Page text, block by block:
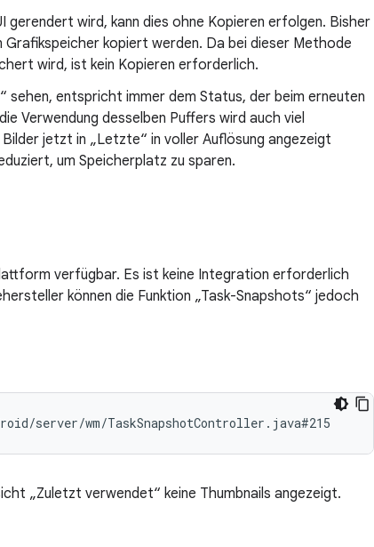
gerendert wird, kann dies ohne Kopieren erfolgen. Bisher
Grafikspeicher kopiert werden. Da bei dieser Methode
wird, ist kein Kopieren erforderlich.
sehen, entspricht immer dem Status, der beim erneuten
Verwendung desselben Puffers wird auch viel
jetzt in „Letzte“ in voller Auflösung angezeigt
um Speicherplatz zu sparen.
verfügbar. Es ist keine Integration erforderlich
können die Funktion „Task-Snapshots“ jedoch
server/wm/TaskSnapshotController.java#215
„Zuletzt verwendet“ keine Thumbnails angezeigt.